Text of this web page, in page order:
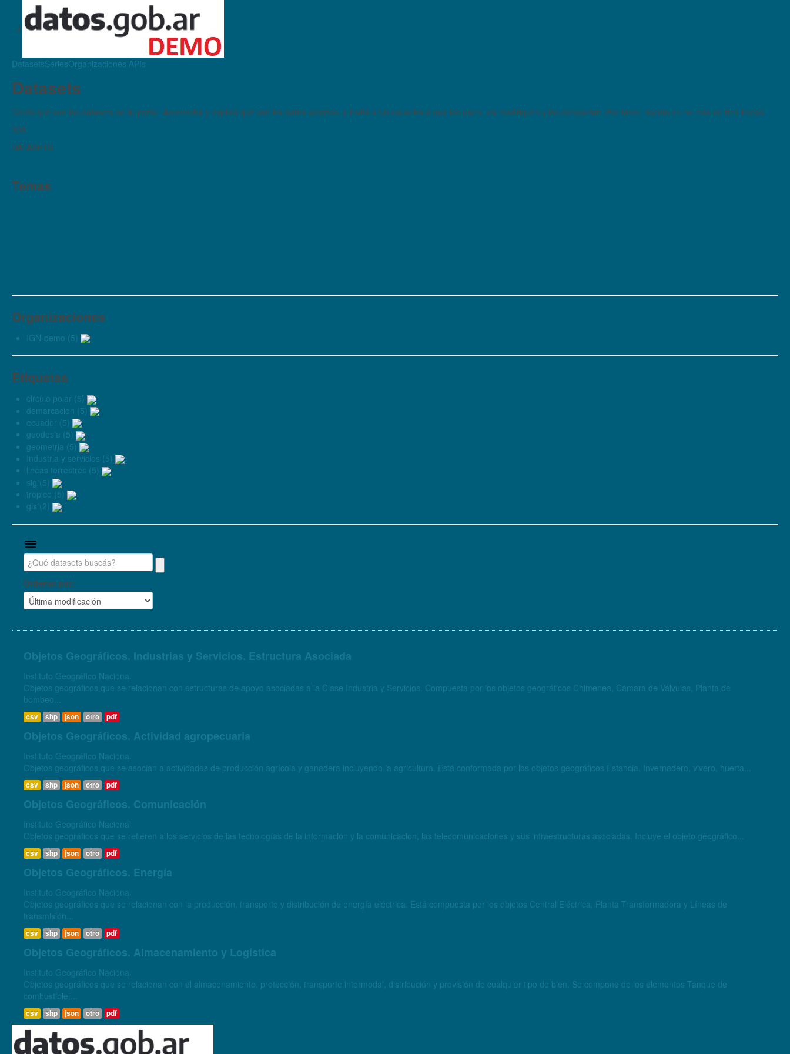
DatasetsSeriesOrganizaciones APIs
Datasets
Contá qué son los datasets de tu portal. Aprovechá y explicá qué son los datos abiertos, e invitá a tus usuarios a que los usen, los modifiquen y los compartan. Por favor, hacelo en no más de tres líneas.
308
DATASETS
Temas
Organizaciones
IGN-demo (5)
Etiquetas
circulo polar (5)
demarcacion (5)
ecuador (5)
geodesia (5)
geometria (5)
Industria y servicios (5)
lineas terrestres (5)
sig (5)
tropico (5)
gis (2)
Ordenar por
Objetos Geográficos. Industrias y Servicios. Estructura Asociada
Instituto Geográfico Nacional
Objetos geográficos que se relacionan con estructuras de apoyo asociadas a la Clase Industria y Servicios. Compuesta por los objetos geográficos Chimenea, Cámara de Válvulas, Planta de
bombeo...
csv shp json otro pdf
Objetos Geográficos. Actividad agropecuaria
Instituto Geográfico Nacional
Objetos geográficos que se asocian a actividades de producción agrícola y ganadera incluyendo la agricultura. Está conformada por los objetos geográficos Estancia, Invernadero, vivero, huerta...
csv shp json otro pdf
Objetos Geográficos. Comunicación
Instituto Geográfico Nacional
Objetos geográficos que se refieren a los servicios de las tecnologías de la información y la comunicación, las telecomunicaciones y sus infraestructuras asociadas. Incluye el objeto geográfico...
csv shp json otro pdf
Objetos Geográficos. Energía
Instituto Geográfico Nacional
Objetos geográficos que se relacionan con la producción, transporte y distribución de energía eléctrica. Está compuesta por los objetos Central Eléctrica, Planta Transformadora y Líneas de
transmisión...
csv shp json otro pdf
Objetos Geográficos. Almacenamiento y Logística
Instituto Geográfico Nacional
Objetos geográficos que se relacionan con el almacenamiento, protección, transporte intermodal, distribución y provisión de cualquier tipo de bien. Se compone de los elementos Tanque de
combustible,...
csv shp json otro pdf